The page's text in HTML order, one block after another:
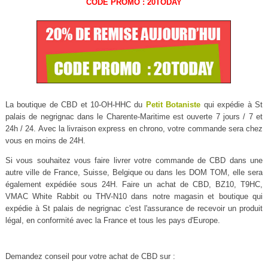
CODE PROMO : 20TODAY
La boutique de CBD et 10-OH-HHC du Petit Botaniste qui expédie à St
palais de negrignac dans le Charente-Maritime est ouverte 7 jours / 7 et
24h / 24. Avec la livraison express en chrono, votre commande sera chez
vous en moins de 24H.
Si vous souhaitez vous faire livrer votre commande de CBD dans une
autre ville de France, Suisse, Belgique ou dans les DOM TOM, elle sera
également expédiée sous 24H. Faire un achat de CBD, BZ10, T9HC,
VMAC White Rabbit ou THV-N10 dans notre magasin et boutique qui
expédie à St palais de negrignac c'est l'assurance de recevoir un produit
légal, en conformité avec la France et tous les pays d'Europe.
Demandez conseil pour votre achat de CBD sur :